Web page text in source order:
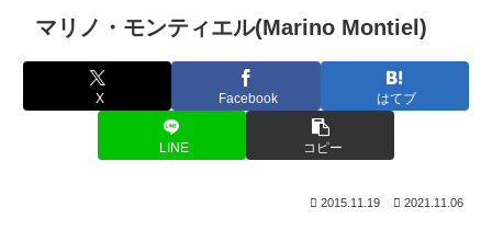
マリノ・モンティエル(Marino Montiel)
X Facebook はてブ
LINE コピー
2015.11.19 2021.11.06